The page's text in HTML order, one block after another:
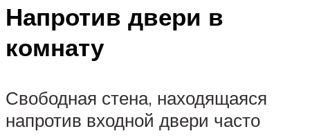
Напротив двери в
комнату
Свободная стена, находящаяся
напротив входной двери часто